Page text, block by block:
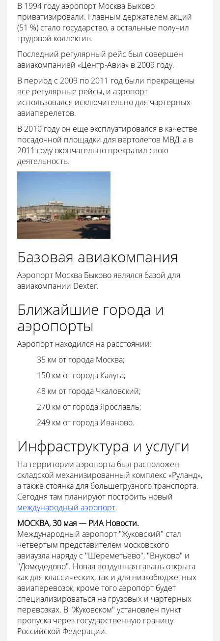
В 1994 году аэропорт Москва Быково
приватизировали. Главным держателем акций
(51 %) стало государство, а остальные получил
трудовой коллектив.
Последний регулярный рейс был совершен
авиакомпанией «Центр-Авиа» в 2009 году.
В период с 2009 по 2011 год были прекращены
все регулярные рейсы, и аэропорт
использовался исключительно для чартерных
авиаперелетов.
В 2010 году он еще эксплуатировался в качестве
посадочной площадки для вертолетов МВД, а в
2011 году окончательно прекратил свою
деятельность.
Базовая авиакомпания
Аэропорт Москва Быково являлся базой для
авиакомпании Dexter.
Ближайшие города и
аэропорты
Аэропорт находился на расстоянии:
35 км от города Москва;
150 км от города Калуга;
48 км от города Чкаловский;
270 км от города Ярославль;
249 км от города Иваново.
Инфраструктура и услуги
На территории аэропорта был расположен
складской механизированный комплекс «Руланд»,
а также стоянка для большегрузного транспорта.
Сегодня там планируют построить новый
международный аэропорт.
МОСКВА, 30 мая — РИА Новости.
Международный аэропорт "Жуковский" стал
четвертым представителем московского
авиаузла наряду с "Шереметьево", "Внуково" и
"Домодедово". Новая воздушная гавань открыта
как для классических, так и для низкобюджетных
авиаперевозок, кроме того аэропорт будет
специализироваться на грузовых и чартерных
перевозках. В "Жуковском" установлен пункт
пропуска через государственную границу
Российской Федерации.